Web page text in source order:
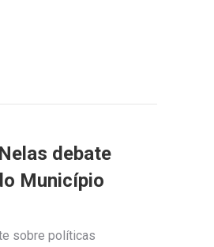
debate
Município
sobre políticas